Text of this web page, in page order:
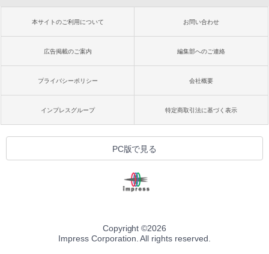
本サイトのご利用について お問い合わせ
広告掲載のご案内 編集部へのご連絡
プライバシーポリシー 会社概要
インプレスグループ 特定商取引法に基づく表示
PC版で見る
Copyright ©2026
Impress Corporation. All rights reserved.